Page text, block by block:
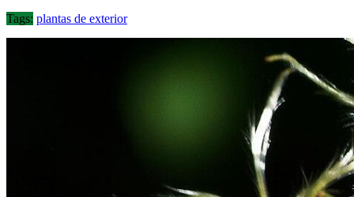
Tags: plantas de exterior